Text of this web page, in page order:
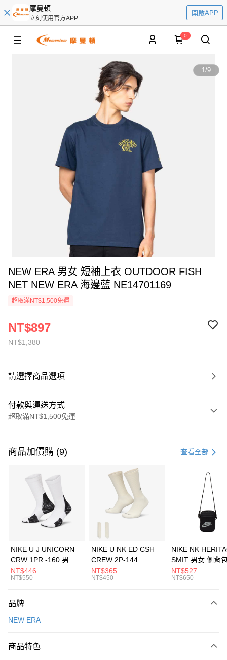
摩曼頓
立刻使用官方APP
開啟APP
0
1/9
NEW ERA 男女 短袖上衣 OUTDOOR FISH
NET NEW ERA 海邊藍 NE14701169
超取滿NT$1,500免運
NT$1,380
NT$897
請選擇商品選項
付款與運送方式
超取滿NT$1,500免運
信用卡一次付款
3 期 0 利率 每期 21家銀行
合作金庫商業銀行
第一商業銀行
華南商業銀行
彰化商業銀行
上海商業儲蓄銀行
元大商業銀行
台灣樂天信用卡公司
Apple Pay
全盈+PAY
AFTEE先享後付
【關於「AFTEE先享後付」】
便利好安心！
３．安心：先確認商品／服務後，再付款。
運送方式
每筆NT$100，滿NT$1,500(含以上)免運費
商品加價購 (9) 查看全部
NIKE U J UNICORN
CRW 1PR -160 男女
中統襪 FZ3393100
NT$446
NT$550
NIKE U NK ED CSH
CREW 2P-144
EMBRDY 男女 短統襪
FZ3073133
NT$365
NT$450
NIKE NK
SMIT 男女 側背
BA5871010
NT$527
NT$650
品牌
NEW ERA
商品特色